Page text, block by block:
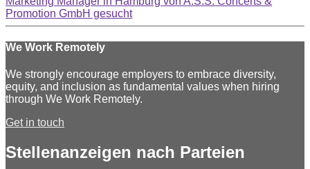
Promotion GmbH gesucht
We Work Remotely
We strongly encourage employers to embrace diversity,
equity, and inclusion as fundamental values when hiring
through We Work Remotely.
Get in touch
Stellenanzeigen nach Parteien